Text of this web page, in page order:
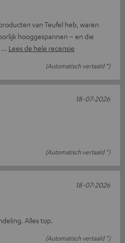
van Teufel heb, waren
hooggespannen – en die
Lees de hele recensie
(Automatisch vertaald *)
(Automatisch vertaald *)
18-07-2026
Alles top.
(Automatisch vertaald *)
18-07-2026